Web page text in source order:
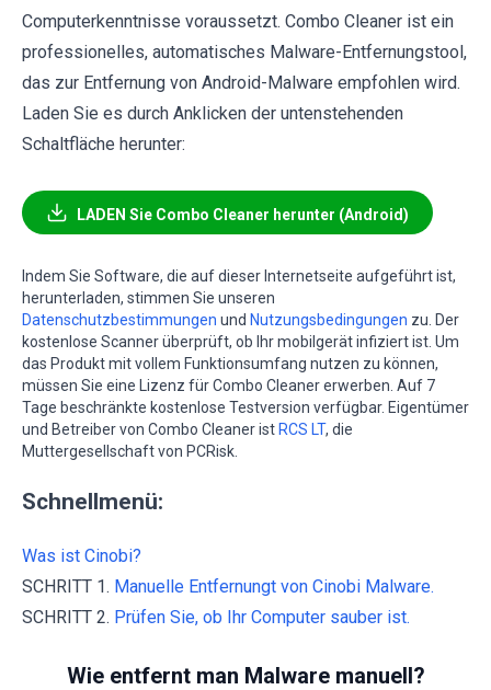
Computerkenntnisse voraussetzt. Combo Cleaner ist ein
professionelles, automatisches Malware-Entfernungstool,
das zur Entfernung von Android-Malware empfohlen wird.
Laden Sie es durch Anklicken der untenstehenden
Schaltfläche herunter:
LADEN Sie Combo Cleaner herunter (Android)
Indem Sie Software, die auf dieser Internetseite aufgeführt ist,
herunterladen, stimmen Sie unseren
Datenschutzbestimmungen und Nutzungsbedingungen zu. Der
kostenlose Scanner überprüft, ob Ihr mobilgerät infiziert ist. Um
das Produkt mit vollem Funktionsumfang nutzen zu können,
müssen Sie eine Lizenz für Combo Cleaner erwerben. Auf 7
Tage beschränkte kostenlose Testversion verfügbar. Eigentümer
und Betreiber von Combo Cleaner istRCS LT, die
Muttergesellschaft von PCRisk.
Schnellmenü:
Was ist Cinobi?
SCHRITT 1. Manuelle Entfernungt von Cinobi Malware.
SCHRITT 2. Prüfen Sie, ob Ihr Computer sauber ist.
Wie entfernt man Malware manuell?